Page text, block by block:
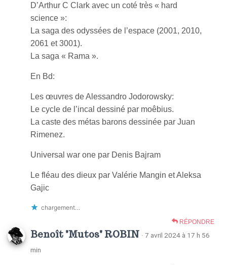
D’Arthur C Clark avec un coté très « hard
science »:
La saga des odyssées de l’espace (2001, 2010,
2061 et 3001).
La saga « Rama ».
En Bd:
Les œuvres de Alessandro Jodorowsky:
Le cycle de l’incal dessiné par moêbius.
La caste des métas barons dessinée par Juan
Rimenez.
Universal war one par Denis Bajram
Le fléau des dieux par Valérie Mangin et Aleksa
Gajic
chargement…
RÉPONDRE
Benoît "Mutos" ROBIN · 7 avril 2024 à 17 h 56
min